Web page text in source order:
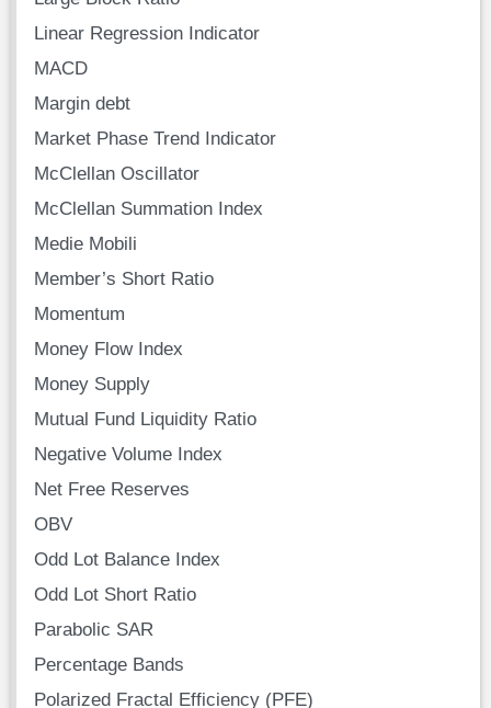
Linear Regression Indicator
MACD
Margin debt
Market Phase Trend Indicator
McClellan Oscillator
McClellan Summation Index
Medie Mobili
Member’s Short Ratio
Momentum
Money Flow Index
Money Supply
Mutual Fund Liquidity Ratio
Negative Volume Index
Net Free Reserves
OBV
Odd Lot Balance Index
Odd Lot Short Ratio
Parabolic SAR
Percentage Bands
Polarized Fractal Efficiency (PFE)